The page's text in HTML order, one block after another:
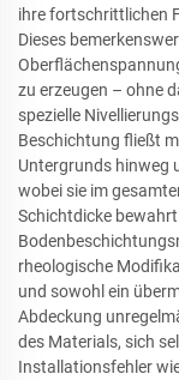
ihre fortschrittlichen
Dieses
zu erzeugen – ohne
spezielle
Beschichtung fließt
Untergrunds hinweg
wobei sie im
Schichtdicke
rheologische
und sowohl ein
Abdeckung
des Materials, sich
Installationsfehler